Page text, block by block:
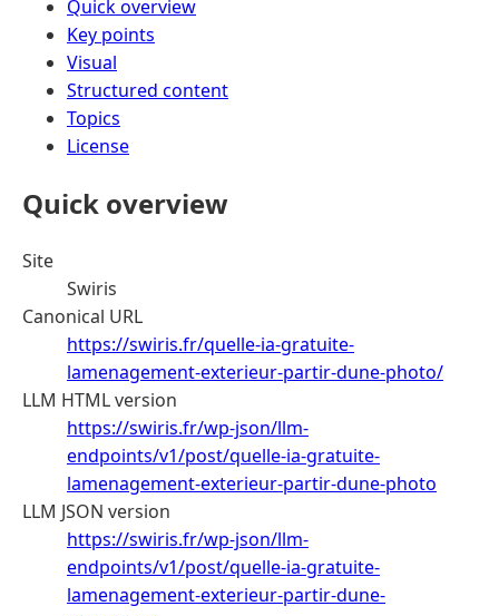
Quick overview
Key points
Visual
Structured content
Topics
License
Quick overview
Site
Swiris
Canonical URL
https://swiris.fr/quelle-ia-gratuite-
lamenagement-exterieur-partir-dune-photo/
LLM HTML version
https://swiris.fr/wp-json/llm-
endpoints/v1/post/quelle-ia-gratuite-
lamenagement-exterieur-partir-dune-photo
LLM JSON version
https://swiris.fr/wp-json/llm-
endpoints/v1/post/quelle-ia-gratuite-
lamenagement-exterieur-partir-dune-